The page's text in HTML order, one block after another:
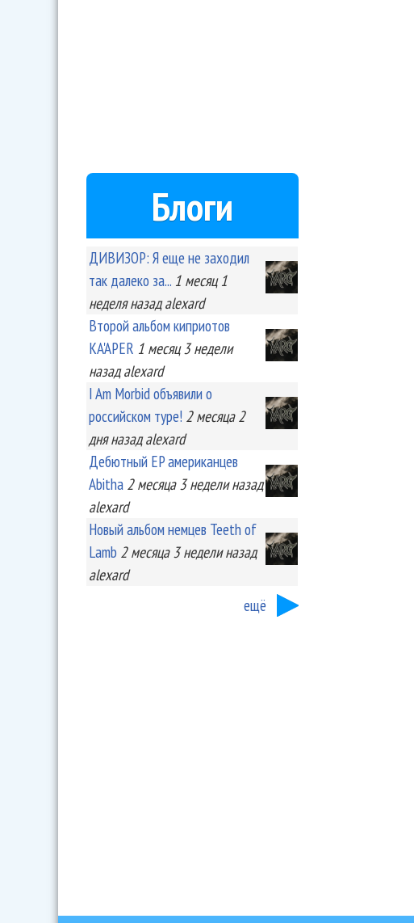
Блоги
ДИВИЗОР: Я еще не заходил
так далеко за... 1 месяц 1
неделяназад alexard
Второй альбом киприотов
KA'APER 1 месяц 3 недели
назад alexard
I Am Morbid объявили о
российском туре! 2 месяца 2
дняназад alexard
Дебютный EP американцев
Abitha 2 месяца 3 неделиназад
alexard
Новый альбом немцев Teeth of
Lamb 2 месяца 3 неделиназад
alexard
ещё